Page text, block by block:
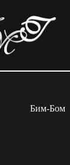
Бим-Бом